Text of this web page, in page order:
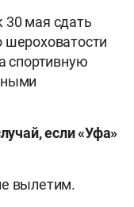
мая сдать
шероховатости
спортивную
если «Уфа»
вылетим.